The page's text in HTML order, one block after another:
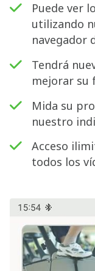
Buscar
Puede ver
utilizando
navegador
Tendrá
mejorar su
Mida su
nuestro
Acceso
todos los